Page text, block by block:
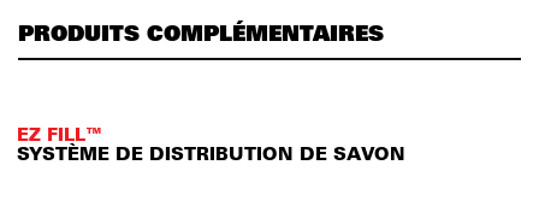
PRODUITS COMPLÉMENTAIRES
EZ FILL™
SYSTÈME DE DISTRIBUTION DE SAVON